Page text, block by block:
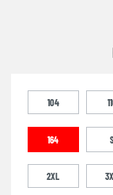
104
164 S
2XL